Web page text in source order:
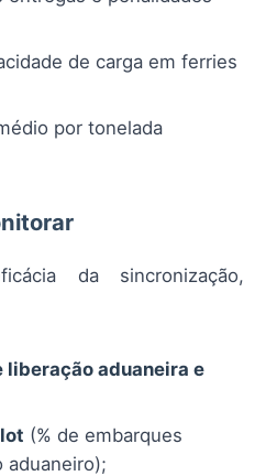
de carga em ferries
por tonelada
da sincronização,
liberação aduaneira e
(% de embarques
aduaneiro);